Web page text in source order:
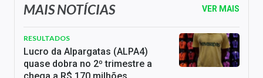
MAIS NOTÍCIAS VER MAIS
RESULTADOS
Lucro da Alpargatas (ALPA4)
quase dobra no 2º trimestre a